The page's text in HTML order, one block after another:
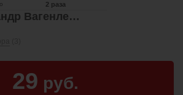
2 раза
Александр Вагенлейтер
29 руб.